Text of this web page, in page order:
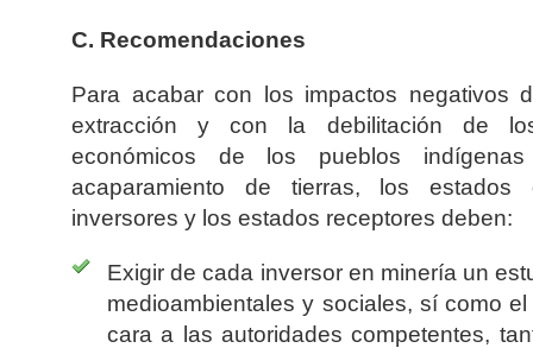
C. Recomendaciones
Para acabar con los impactos negativos
extracción y con la debilitación de
económicos de los pueblos
acaparamiento de tierras, los
inversores y los estados receptores deben:
Exigir de cada inversor en minería un
medioambientales y sociales, sí como
cara a las autoridades competentes,